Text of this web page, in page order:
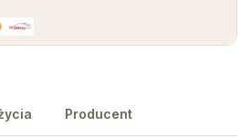
Producent